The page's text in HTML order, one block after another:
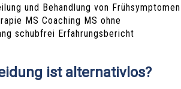
ist alternativlos?